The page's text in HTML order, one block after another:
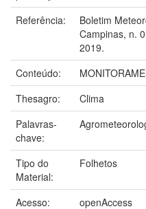
Referência:
Boletim
Campinas, n.
2019.
Conteúdo:
Thesagro:
Clima
Palavras-
chave:
Tipo do
Material:
Folhetos
Acesso:
openAccess